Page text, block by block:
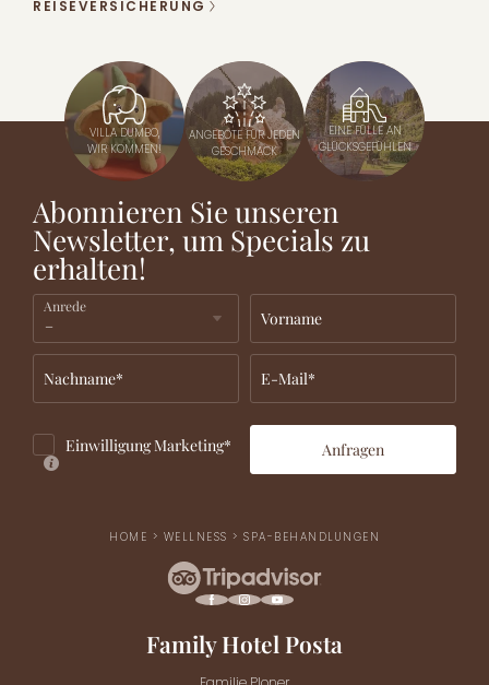
REISEVERSICHERUNG
VILLA DUMBO,
WIR KOMMEN!
ANGEBOTE FÜR JEDEN
GESCHMACK
EINE FÜLLE AN
GLÜCKSGEFÜHLEN
Abonnieren Sie unseren
Newsletter, um Specials zu
erhalten!
Anrede
Vorname
Nachname* E-Mail*
Einwilligung Marketing* Anfragen
HOME > WELLNESS > SPA-BEHANDLUNGEN
Family Hotel Posta